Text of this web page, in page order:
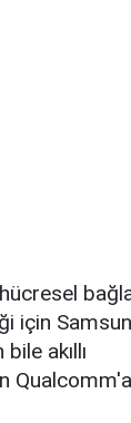
için
akıllı
Qualcomm'a